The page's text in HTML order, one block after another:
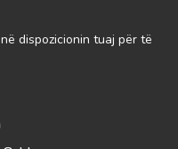
dispozicionin tuaj për të